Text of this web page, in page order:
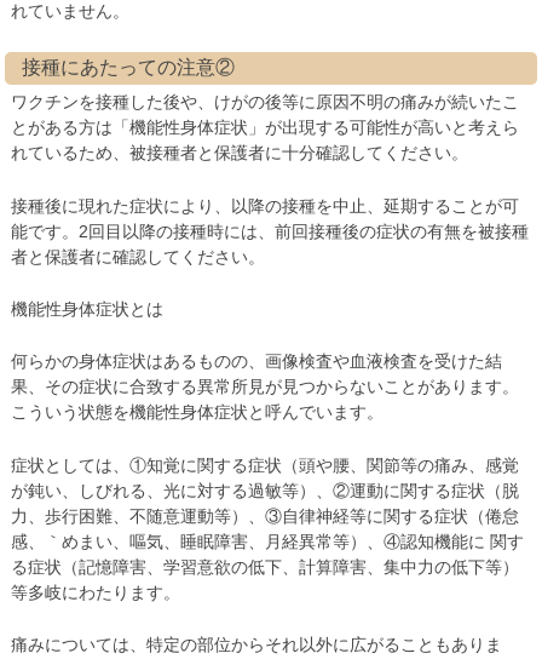
れていません。
接種にあたっての注意②
ワクチンを接種した後や、けがの後等に原因不明の痛みが続いたこ
とがある方は「機能性身体症状」が出現する可能性が高いと考えら
れているため、被接種者と保護者に十分確認してください。
接種後に現れた症状により、以降の接種を中止、延期することが可
能です。2回目以降の接種時には、前回接種後の症状の有無を被接種
者と保護者に確認してください。
機能性身体症状とは
何らかの身体症状はあるものの、画像検査や血液検査を受けた結
果、その症状に合致する異常所見が見つからないことがあります。
こういう状態を機能性身体症状と呼んでいます。
症状としては、①知覚に関する症状（頭や腰、関節等の痛み、感覚
が鈍い、しびれる、光に対する過敏等）、②運動に関する症状（脱
力、歩行困難、不随意運動等）、③自律神経等に関する症状（倦怠
感、｀めまい、嘔気、睡眠障害、月経異常等）、④認知機能に 関す
る症状（記憶障害、学習意欲の低下、計算障害、集中力の低下等）
等多岐にわたります。
痛みについては、特定の部位からそれ以外に広がることもありま